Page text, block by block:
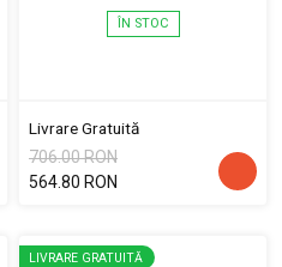
ÎN STOC
Livrare Gratuită
706.00 RON
564.80 RON
LIVRARE GRATUITĂ